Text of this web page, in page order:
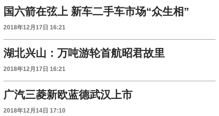
国六箭在弦上 新车二手车市场“众生相”
2018年12月17日 16:21
湖北兴山：万吨游轮首航昭君故里
2018年12月17日 16:21
广汽三菱新欧蓝德武汉上市
2018年12月14日 17:10